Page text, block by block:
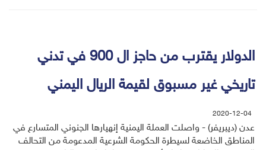
الدولار يقترب من حاجز ال 900 في تدني
تاريخي غير مسبوق لقيمة الريال اليمني
2020-12-04
عدن (ديبريفر) - واصلت العملة اليمنية إنهيارها الجنوني المتسارع في
المناطق الخاضعة لسيطرة الحكومة الشرعية المدعومة من التحالف